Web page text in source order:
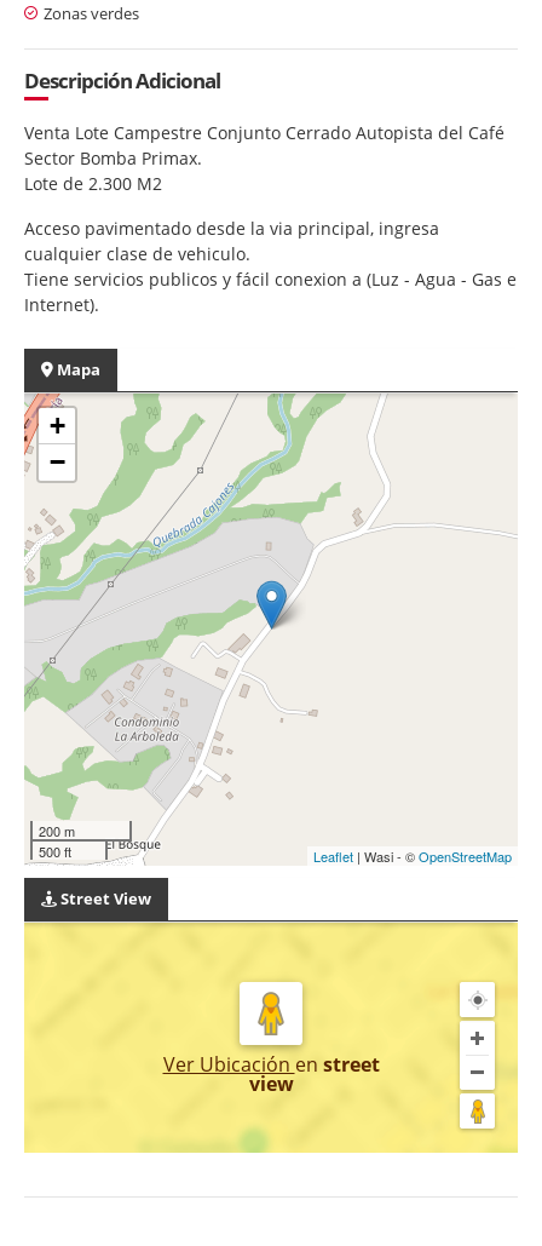
Zonas verdes
Descripción Adicional
Venta Lote Campestre Conjunto Cerrado Autopista del Café
Sector Bomba Primax.
Lote de 2.300 M2
Acceso pavimentado desde la via principal, ingresa
cualquier clase de vehiculo.
Tiene servicios publicos y fácil conexion a (Luz - Agua - Gas e
Internet).
Mapa
+
−
200 m
500 ft
Leaflet | Wasi - ©OpenStreetMap
Street View
Ver Ubicación en street
view